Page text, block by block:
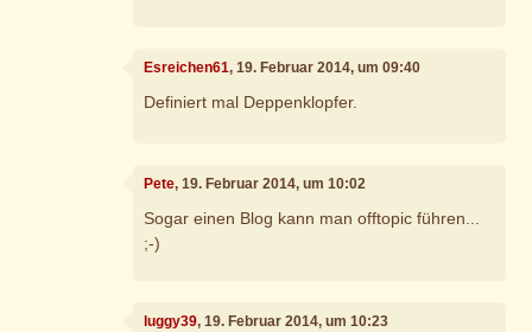
Esreichen61, 19. Februar 2014, um 09:40
Definiert mal Deppenklopfer.
Pete, 19. Februar 2014, um 10:02
Sogar einen Blog kann man offtopic führen...
;-)
luggy39, 19. Februar 2014, um 10:23